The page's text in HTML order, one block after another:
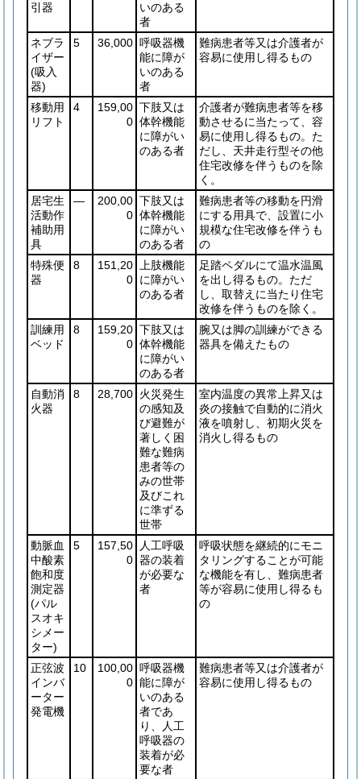
引器
いのある
者
ネブラ
イザー
(吸入
器)
5 36,000 呼吸器機
能に障が
いのある
者
難病患者等又は介護者が
容易に使用し得るもの
移動用
リフト
4
159,00
0
下肢又は
体幹機能
に障がい
のある者
介護者が難病患者等を移
動させるに当たって、容
易に使用し得るもの。た
だし、天井走行型その他
住宅改修を伴うものを除
く。
居宅生
活動作
補助用
具
―
200,00
0
下肢又は
体幹機能
に障がい
のある者
難病患者等の移動を円滑
にする用具で、設置に小
規模な住宅改修を伴うも
の
特殊便
器
8
151,20
0
上肢機能
に障がい
のある者
足踏ペダルにて温水温風
を出し得るもの。ただ
し、取替えに当たり住宅
改修を伴うものを除く。
訓練用
ベッド
8
159,20
0
下肢又は
体幹機能
に障がい
のある者
腕又は脚の訓練ができる
器具を備えたもの
自動消
火器
8 28,700 火災発生
の感知及
び避難が
著しく困
難な難病
患者等の
みの世帯
及びこれ
に準ずる
世帯
室内温度の異常上昇又は
炎の接触で自動的に消火
液を噴射し、初期火災を
消火し得るもの
動脈血
中酸素
飽和度
測定器
(パル
スオキ
シメー
ター)
5
157,50
0
人工呼吸
器の装着
が必要な
者
呼吸状態を継続的にモニ
タリングすることが可能
な機能を有し、難病患者
等が容易に使用し得るも
の
正弦波
インバ
ーター
発電機
10
100,00
0
呼吸器機
能に障が
いのある
者であ
り、人工
呼吸器の
装着が必
要な者
難病患者等又は介護者が
容易に使用し得るもの